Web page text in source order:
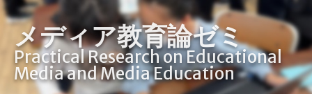
メディア教育論ゼミ
Practical Research on Educational
Media and Media Education